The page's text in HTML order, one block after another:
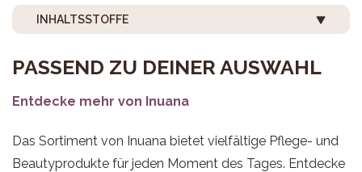
INHALTSSTOFFE
PASSEND ZU DEINER AUSWAHL
Entdecke mehr von Inuana
Das Sortiment von Inuana bietet vielfältige Pflege- und
Beautyprodukte für jeden Moment des Tages. Entdecke